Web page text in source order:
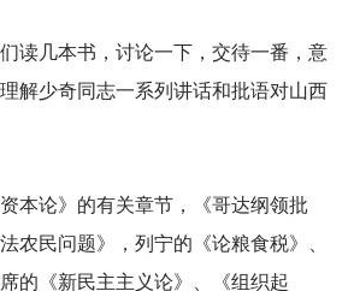
读几本书，讨论一下，交待一番，意
解少奇同志一系列讲话和批语对山西
本论》的有关章节，《哥达纲领批
农民问题》，列宁的《论粮食税》、
的《新民主主义论》、《组织起